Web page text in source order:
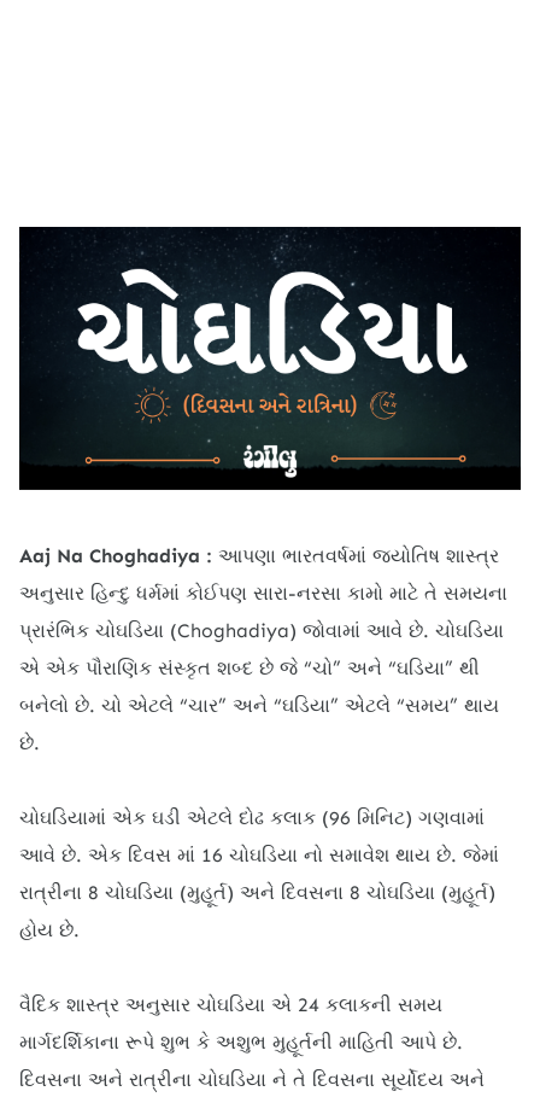
Aaj Na Choghadiya : આપણા ભારતવર્ષમાં જ્યોતિષ શાસ્ત્ર
અનુસાર હિન્દુ ધર્મમાં કોઈપણ સારા-નરસા કામો માટે તે સમયના
પ્રારંભિક ચોઘડિયા (Choghadiya) જોવામાં આવે છે. ચોઘડિયા
એ એક પૌરાણિક સંસ્કૃત શબ્દ છે જે “ચો” અને “ઘડિયા” થી
બનેલો છે. ચો એટલે “ચાર” અને “ઘડિયા” એટલે “સમય” થાય
છે.
ચોઘડિયામાં એક ઘડી એટલે દોઢ કલાક (96 મિનિટ) ગણવામાં
આવે છે. એક દિવસ માં 16 ચોઘડિયા નો સમાવેશ થાય છે. જેમાં
રાત્રીના 8 ચોઘડિયા (મુહૂર્ત) અને દિવસના 8 ચોઘડિયા (મુહૂર્ત)
હોય છે.
વૈદિક શાસ્ત્ર અનુસાર ચોઘડિયા એ 24 કલાકની સમય
માર્ગદર્શિકાના રૂપે શુભ કે અશુભ મુહૂર્તની માહિતી આપે છે.
દિવસના અને રાત્રીના ચોઘડિયા ને તે દિવસના સૂર્યોદય અને